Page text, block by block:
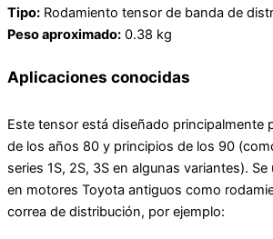
Tipo: Rodamiento tensor de banda de
Peso aproximado: 0.38 kg
Aplicaciones conocidas
Este tensor está diseñado principalmente
de los años 80 y principios de los 90
series 1S, 2S, 3S en algunas variantes). Se
en motores Toyota antiguos como
correa de distribución, por ejemplo: